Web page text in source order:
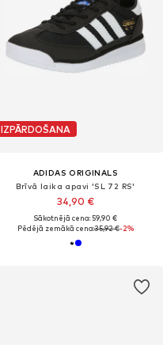
IZPĀRDOŠANA
ADIDAS ORIGINALS
Brīvā laika apavi 'SL 72 RS'
34,90 €
Sākotnējā cena: 59,90 €
Pēdējā zemākā cena:35,92 €-2%